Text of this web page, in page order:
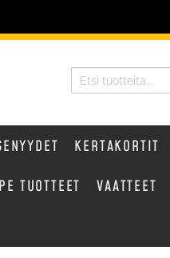
KERTAKORTIT
TUOTTEET
VAATTEET